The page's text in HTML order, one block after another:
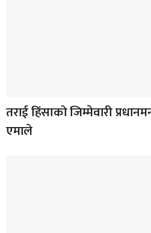
तराई हिंसाको जिम्मेवारी
एमाले